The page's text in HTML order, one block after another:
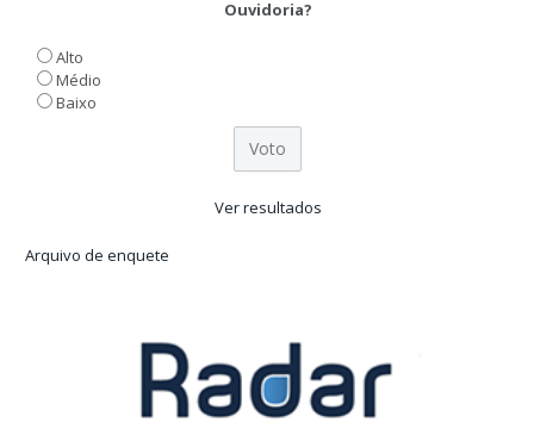
Ouvidoria?
Alto
Médio
Baixo
Ver resultados
Arquivo de enquete